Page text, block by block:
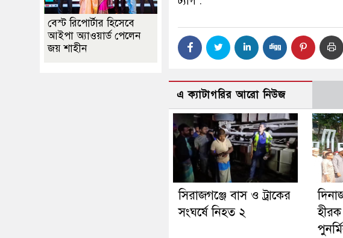
এ ক্যাটাগরির আরো নিউজ
সিরাজগঞ্জে বাস ও ট্রাকের
সংঘর্ষে নিহত ২
বেস্ট রিপোর্টার হিসেবে
আইপা অ্যাওয়ার্ড পেলেন
জয় শাহীন